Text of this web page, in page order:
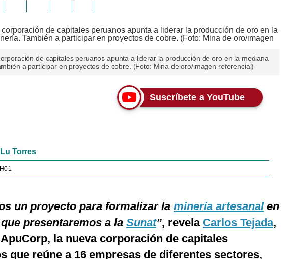
de capitales peruanos apunta a liderar la producción de oro en la mediana
a participar en proyectos de cobre. (Foto: Mina de oro/imagen referencial)
Suscríbete a YouTube
Torres
un proyecto para formalizar la minería artesanalen
presentaremos a la Sunat”, revela Carlos Tejada,
la nueva corporación de capitales
que reúne a 16 empresas de diferentes sectores,